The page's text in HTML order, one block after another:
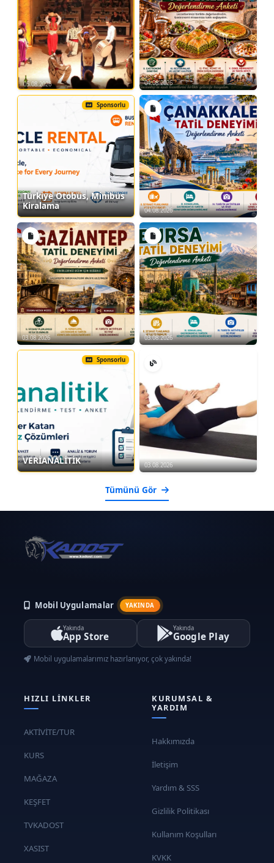
05.08.2026 04.08.2026
Sponsorlu
Türkiye Otobüs, Minibüs
Kiralama
04.08.2026
03.08.2026 03.08.2026
Sponsorlu
VERİANALİTİK 03.08.2026
Tümünü Gör
Mobil Uygulamalar YAKINDA
Yakında
App Store
Yakında
Google Play
Mobil uygulamalarımız hazırlanıyor, çok yakında!
HIZLI LINKLER
AKTİVİTE/TUR
KURS
MAĞAZA
KEŞFET
TVKADOST
XASIST
KURUMSAL &
YARDIM
Hakkımızda
İletişim
Yardım & SSS
Gizlilik Politikası
Kullanım Koşulları
KVKK